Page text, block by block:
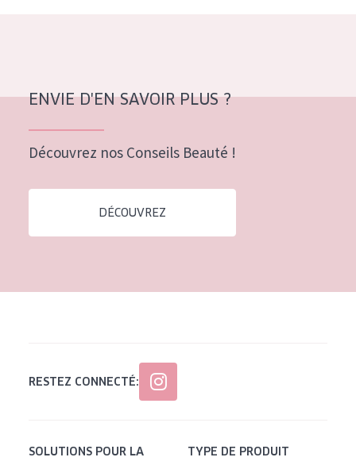
ENVIE D'EN SAVOIR PLUS ?
Découvrez nos Conseils Beauté !
DÉCOUVREZ
RESTEZ CONNECTÉ:
SOLUTIONS POUR LA
TYPE DE PRODUIT